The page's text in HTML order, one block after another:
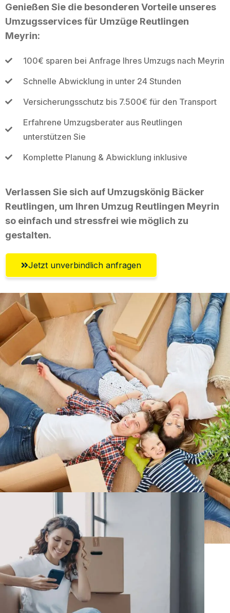
Genießen Sie die besonderen Vorteile unseres
Umzugsservices für Umzüge Reutlingen
Meyrin:
100€ sparen bei Anfrage Ihres Umzugs nach Meyrin
Schnelle Abwicklung in unter 24 Stunden
Versicherungsschutz bis 7.500€ für den Transport
Erfahrene Umzugsberater aus Reutlingen
unterstützen Sie
Komplette Planung & Abwicklung inklusive
Verlassen Sie sich auf Umzugskönig Bäcker
Reutlingen, um Ihren Umzug Reutlingen Meyrin
so einfach und stressfrei wie möglich zu
gestalten.
Jetzt unverbindlich anfragen